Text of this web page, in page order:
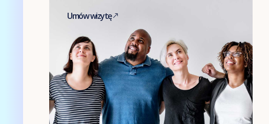
Umów wizytę